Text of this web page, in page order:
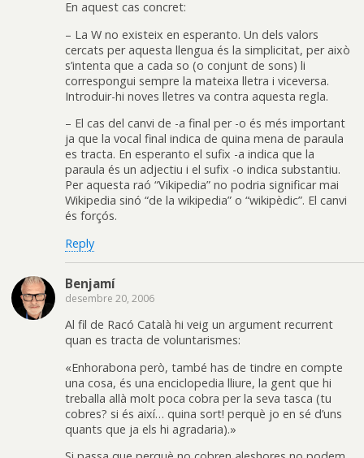
En aquest cas concret:
– La W no existeix en esperanto. Un dels valors
cercats per aquesta llengua és la simplicitat, per això
s’intenta que a cada so (o conjunt de sons) li
correspongui sempre la mateixa lletra i viceversa.
Introduir-hi noves lletres va contra aquesta regla.
– El cas del canvi de -a final per -o és més important
ja que la vocal final indica de quina mena de paraula
es tracta. En esperanto el sufix -a indica que la
paraula és un adjectiu i el sufix -o indica substantiu.
Per aquesta raó “Vikipedia” no podria significar mai
Wikipedia sinó “de la wikipedia” o “wikipèdic”. El canvi
és forçós.
Reply
Benjamí
desembre 20, 2006
Al fil de Racó Català hi veig un argument recurrent
quan es tracta de voluntarismes:
«Enhorabona però, també has de tindre en compte
una cosa, és una enciclopedia lliure, la gent que hi
treballa allà molt poca cobra per la seva tasca (tu
cobres? si és així… quina sort! perquè jo en sé d’uns
quants que ja els hi agradaria).»